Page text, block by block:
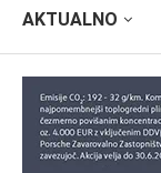
AKTUALNO